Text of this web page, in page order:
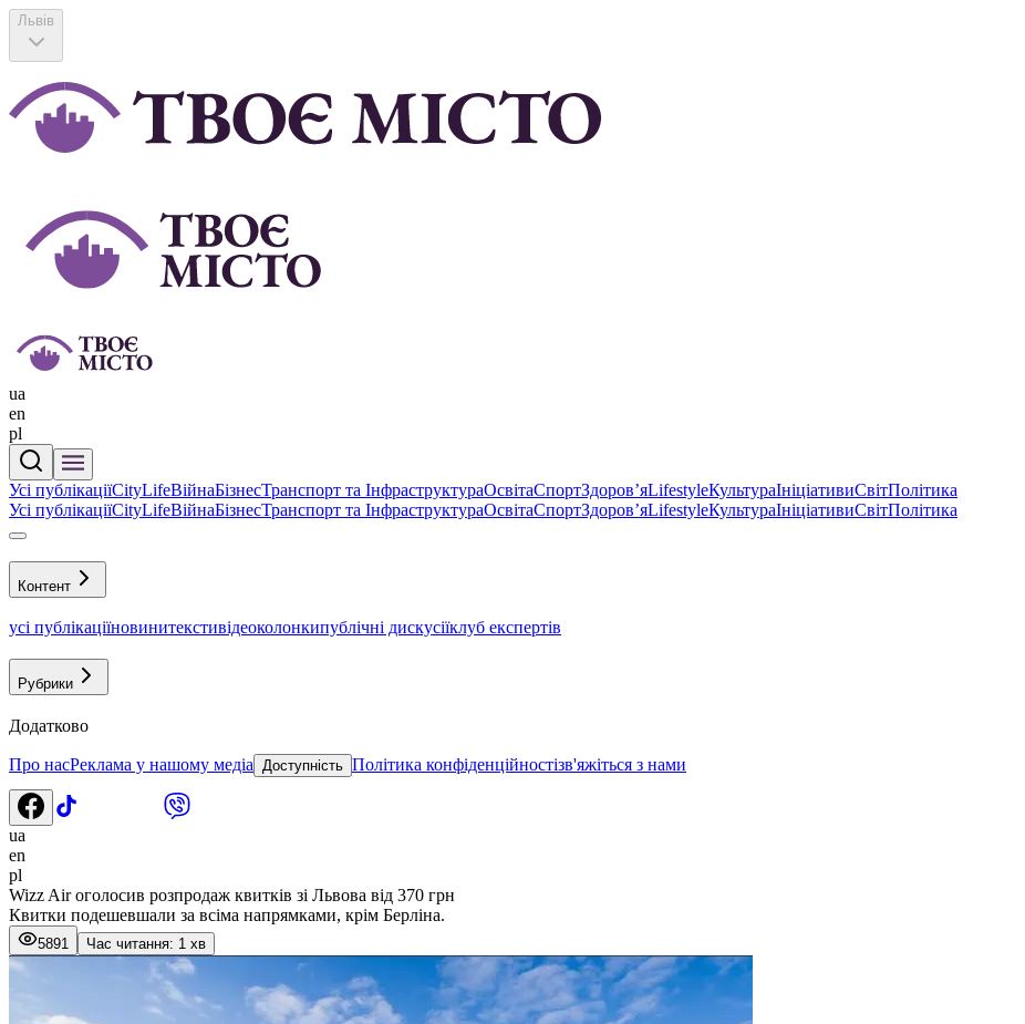
Львів
ua
en
pl
Усі публікаціїCityLifeВійнаБізнесТранспорт та ІнфраструктураОсвітаСпортЗдоровʼяLifestyleКультураІніціативиСвітПолітика
Усі публікаціїCityLifeВійнаБізнесТранспорт та ІнфраструктураОсвітаСпортЗдоровʼяLifestyleКультураІніціативиСвітПолітика
Контент
усі публікаціїновинитекстивідеоколонкипублічні дискусіїклуб експертів
Рубрики
Додатково
Про насРеклама у нашому медіа Доступність Політика конфіденційностізв'яжіться з нами
ua
en
pl
Wizz Air оголосив розпродаж квитків зі Львова від 370 грн
Квитки подешевшали за всіма напрямками, крім Берліна.
5891 Час читання: 1 хв